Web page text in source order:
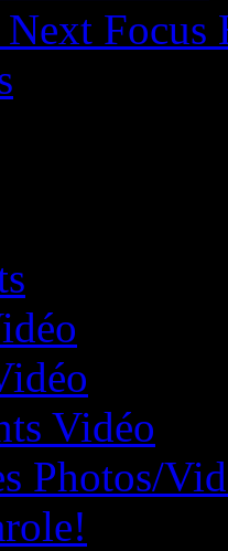
Next
Vidéo
Photos/